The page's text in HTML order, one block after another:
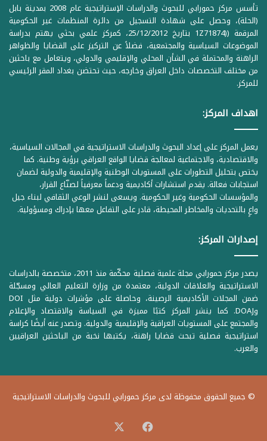
تأسس مركز حمورابي للبحوث والدراسات الإستراتيجية عام 2008 بمدينة بابل
(الحلة)، وحصل على شهادة التسجيل من دائرة المنظمات غير الحكومية
المرقمة ((1Z71874 بتاريخ 25/12/2012، كمركز علمي بحثي يهتم بدراسة
الموضوعات السياسية والمجتمعية، فضلاً عن التركيز على القضايا والظواهر
الراهنة والمحتملة في الشأن المحلي والإقليمي والدولي، ويتعامل مع باحثين
من مختلف التخصصات داخل العراق وخارجه، حيث تحتضن بغداد المقر الرئيسي
للمركز.
اهداف المركز:
يعمل المركز على إعداد البحوث والدراسات الاستراتيجية في المجالات السياسية،
والاقتصادية، والاجتماعية لمعالجة قضايا الواقع العراقي برؤية وطنية. كما
يختص بتحليل التطورات على المستويات الوطنية والإقليمية والدولية لضمان
استجابات فعالة. يقدم استشارات أكاديمية ودعماً معرفياً لصنّاع القرار،
والمؤسسات الحكومية وغير الحكومية. ويسعى لنشر الوعي الثقافي لبناء جيل
واعٍ بالتحديات والمخاطر المحيطة، قادر على التفاعل معها بإدراك ومسؤولية.
إصدارات المركز:
يصدر مركز حمورابي مجلة علمية فصلية محكّمة منذ 2011، متخصصة بالدراسات
الاستراتيجية والعلاقات الدولية، معتمدة من وزارة التعليم العالي ومسجّلة
ضمن المجلات الأكاديمية الرصينة، وحاصلة على مؤشرات دولية مثل DOI
وDOAJ. كما ينشر المركز كتبًا مميزة في السياسة والاقتصاد والإعلام
والمجتمع على المستويات العراقية والإقليمية والدولية. وتصدر عنه أيضًا كراسة
استراتيجية فصلية تبحث قضايا راهنة، يكتبها نخبة من الباحثين العراقيين
والعرب.
© جميع الحقوق محفوظة لدى مركز حمورابي للبحوث والدراسات الاستراتيجية
فيسبوك